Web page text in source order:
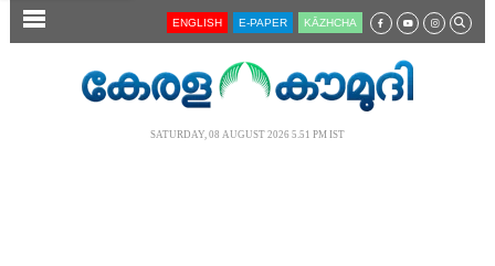
SECTIONS ENGLISH E-PAPER KĀZHCHA
SATURDAY, 08 AUGUST 2026 5.51 PM IST